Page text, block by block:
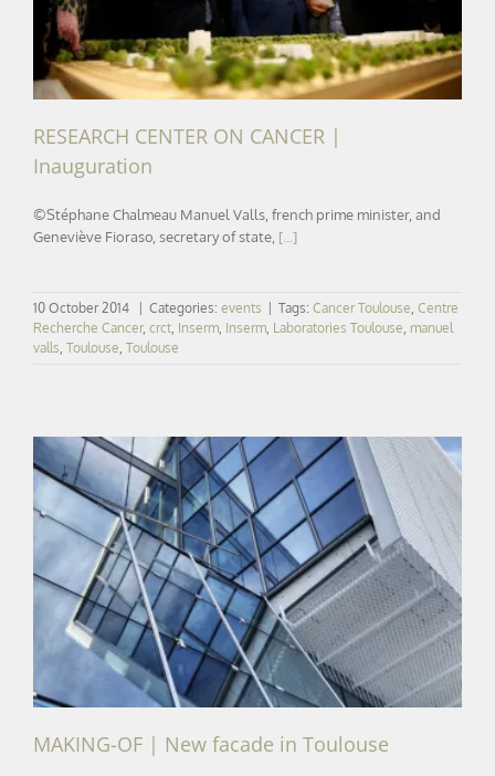
RESEARCH CENTER ON CANCER |
Inauguration
©Stéphane Chalmeau Manuel Valls, french prime minister, and
Geneviève Fioraso, secretary of state, [...]
10 October 2014 | Categories: events | Tags: Cancer Toulouse Centre
Recherche Cancer, crct Inserm Inserm Laboratories Toulouse manuel
valls Toulouse Toulouse
MAKING-OF | New facade in Toulouse
MAKING-OF | New facade in Toulouse